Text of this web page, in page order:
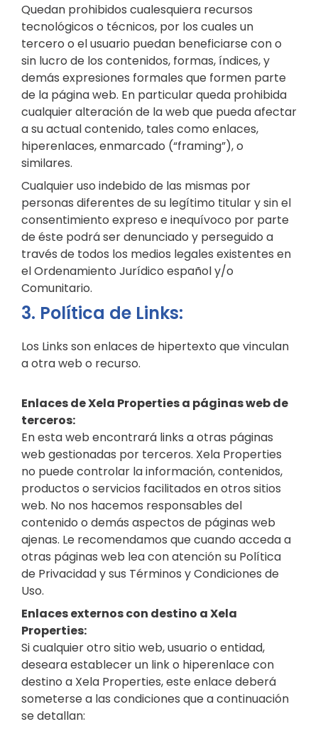
Quedan prohibidos cualesquiera recursos
tecnológicos o técnicos, por los cuales un
tercero o el usuario puedan beneficiarse con o
sin lucro de los contenidos, formas, índices, y
demás expresiones formales que formen parte
de la página web. En particular queda prohibida
cualquier alteración de la web que pueda afectar
a su actual contenido, tales como enlaces,
hiperenlaces, enmarcado (“framing”), o
similares.
Cualquier uso indebido de las mismas por
personas diferentes de su legítimo titular y sin el
consentimiento expreso e inequívoco por parte
de éste podrá ser denunciado y perseguido a
través de todos los medios legales existentes en
el Ordenamiento Jurídico español y/o
Comunitario.
3. Política de Links:
Los Links son enlaces de hipertexto que vinculan
a otra web o recurso.
Enlaces de Xela Properties a páginas web de
terceros:
En esta web encontrará links a otras páginas
web gestionadas por terceros. Xela Properties
no puede controlar la información, contenidos,
productos o servicios facilitados en otros sitios
web. No nos hacemos responsables del
contenido o demás aspectos de páginas web
ajenas. Le recomendamos que cuando acceda a
otras páginas web lea con atención su Política
de Privacidad y sus Términos y Condiciones de
Uso.
Enlaces externos con destino a Xela
Properties:
Si cualquier otro sitio web, usuario o entidad,
deseara establecer un link o hiperenlace con
destino a Xela Properties, este enlace deberá
someterse a las condiciones que a continuación
se detallan: